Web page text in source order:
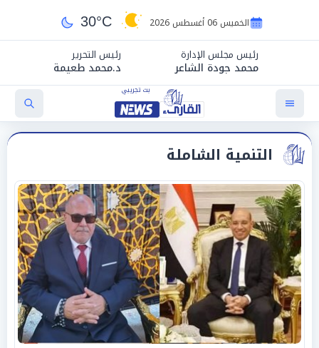
الخميس 06 أغسطس 2026 30°C
رئيس مجلس الإدارة
محمد جودة الشاعر
رئيس التحرير
د.محمد طعيمة
التنمية الشاملة